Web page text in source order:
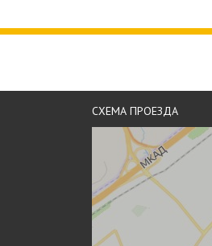
СХЕМА ПРОЕЗДА